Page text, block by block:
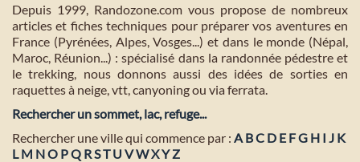
Depuis 1999, Randozone.com vous propose de nombreux
articles et fiches techniques pour préparer vos aventures en
France (Pyrénées, Alpes, Vosges...) et dans le monde (Népal,
Maroc, Réunion...) : spécialisé dans la randonnée pédestre et
le trekking, nous donnons aussi des idées de sorties en
raquettes à neige, vtt, canyoning ou via ferrata.
Rechercher un sommet, lac, refuge...
Rechercher une ville qui commence par : A BC D E FG H I J K
L M NO PQ RST U VWXYZ